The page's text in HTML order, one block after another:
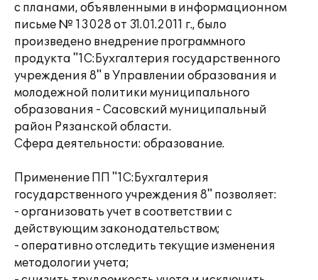
с планами, объявленными в информационном
письме № 13028 от 31.01.2011 г., было
произведено внедрение программного
продукта "1С:Бухгалтерия государственного
учреждения 8" в Управлении образования и
молодежной политики муниципального
образования - Сасовский муниципальный
район Рязанской области.
Сфера деятельности: образование.
Применение ПП "1С:Бухгалтерия
государственного учреждения 8" позволяет:
- организовать учет в соответствии с
действующим законодательством;
- оперативно отследить текущие изменения
методологии учета;